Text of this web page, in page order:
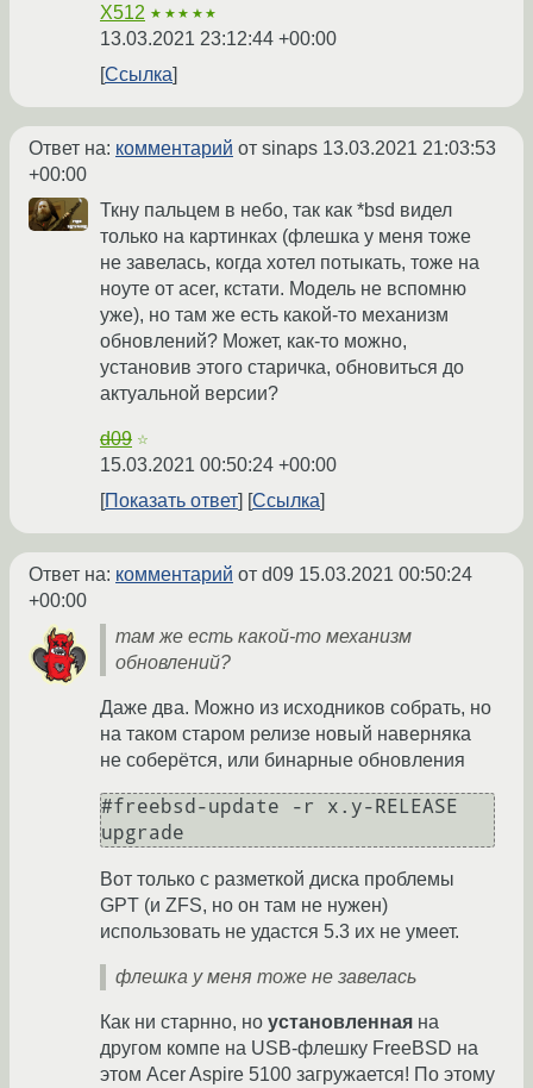
X512 ★★★★★
13.03.2021 23:12:44 +00:00
Ссылка
Ответ на: комментарий от sinaps 13.03.2021 21:03:53
+00:00
Ткну пальцем в небо, так как *bsd видел
только на картинках (флешка у меня тоже
не завелась, когда хотел потыкать, тоже на
ноуте от acer, кстати. Модель не вспомню
уже), но там же есть какой-то механизм
обновлений? Может, как-то можно,
установив этого старичка, обновиться до
актуальной версии?
d09 ☆
15.03.2021 00:50:24 +00:00
Показать ответ
Ссылка
Ответ на: комментарий от d09 15.03.2021 00:50:24
+00:00
там же есть какой-то механизм
обновлений?
Даже два. Можно из исходников собрать, но
на таком старом релизе новый наверняка
не соберётся, или бинарные обновления
#freebsd-update -r x.y-RELEASE
Вот только с разметкой диска проблемы
GPT (и ZFS, но он там не нужен)
использовать не удастся 5.3 их не умеет.
флешка у меня тоже не завелась
Как ни старнно, но установленная на
другом компе на USB-флешку FreeBSD на
этом Acer Aspire 5100 загружается! По этому